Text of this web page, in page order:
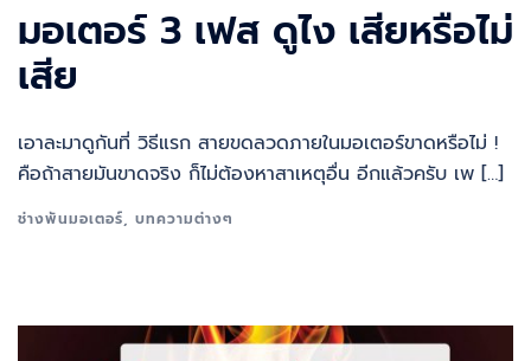
มอเตอร์ 3 เฟส ดูไง เสียหรือไม่
เสีย
เอาละมาดูกันที่ วิธีแรก สายขดลวดภายในมอเตอร์ขาดหรือไม่ !
คือถ้าสายมันขาดจริง ก็ไม่ต้องหาสาเหตุอื่น อีกแล้วครับ เพ […]
ช่างพันมอเตอร์ บทความต่างๆ